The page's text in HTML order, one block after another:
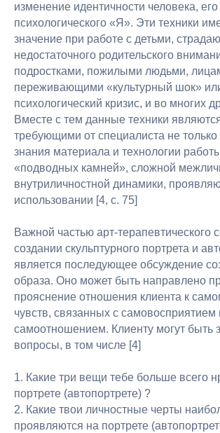
изменение идентичности человека,
психологического «Я». Эти техники
значение при работе с детьми,
недостаточного родительского
подростками, пожилыми людьми,
переживающими «культурный шок»
психологический кризис, и во многих
Вместе с тем данные техники
требующими от специалиста не только
знания материала и технологии
«подводных камней», сложной
внутриличностной динамики,
использовании [4, с. 75]
Важной частью арт-терапевтического
создании скульптурного портрета и
является последующее обсуждение
образа. Оно может быть направлено
прояснение отношения клиента к
чувств, связанных с самовосприятием
самоотношением. Клиенту могут быть
вопросы, в том числе [4]
1. Какие три вещи тебе больше всего
портрете (автопортрете) ?
2. Какие твои личностные черты
проявляются на портрете